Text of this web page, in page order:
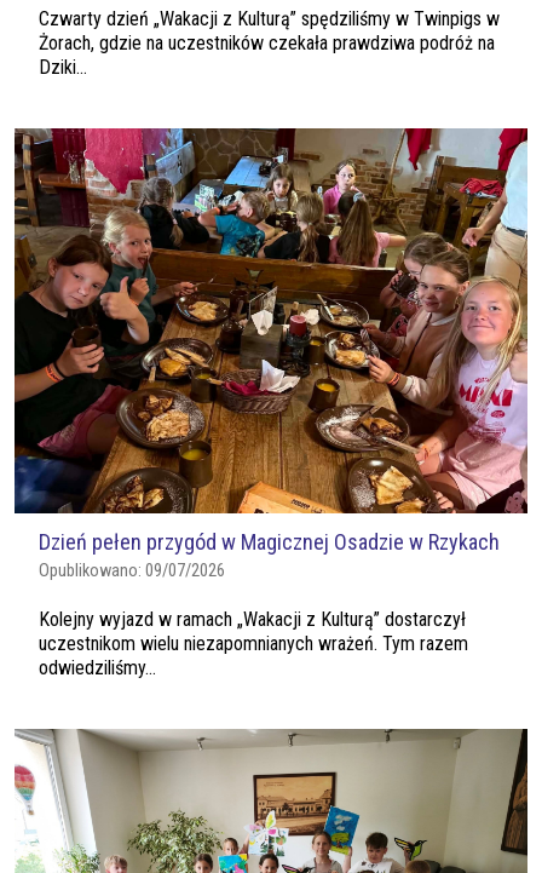
Czwarty dzień „Wakacji z Kulturą” spędziliśmy w Twinpigs w
Żorach, gdzie na uczestników czekała prawdziwa podróż na
Dziki...
Dzień pełen przygód w Magicznej Osadzie w Rzykach
Opublikowano: 09/07/2026
Kolejny wyjazd w ramach „Wakacji z Kulturą” dostarczył
uczestnikom wielu niezapomnianych wrażeń. Tym razem
odwiedziliśmy...